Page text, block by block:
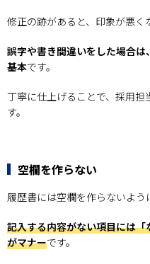
修正の跡があると、印象が悪く
誤字や書き間違いをした場合
基本です。
丁寧に仕上げることで、採用
す。
空欄を作らない
履歴書には空欄を作らないよう
記入する内容がない項目には
がマナーです。